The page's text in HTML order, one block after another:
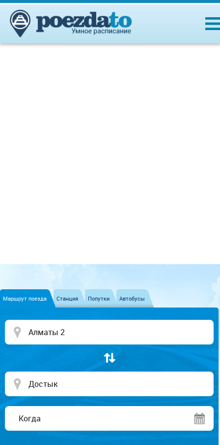
Маршрут поезда Станция Попутки Автобусы